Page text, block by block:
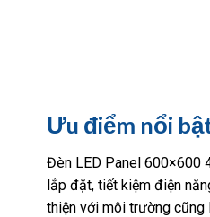
Ưu điểm nổi
Đèn LED Panel 600×600
lắp đặt, tiết kiệm điện
thiện với môi trường cũng